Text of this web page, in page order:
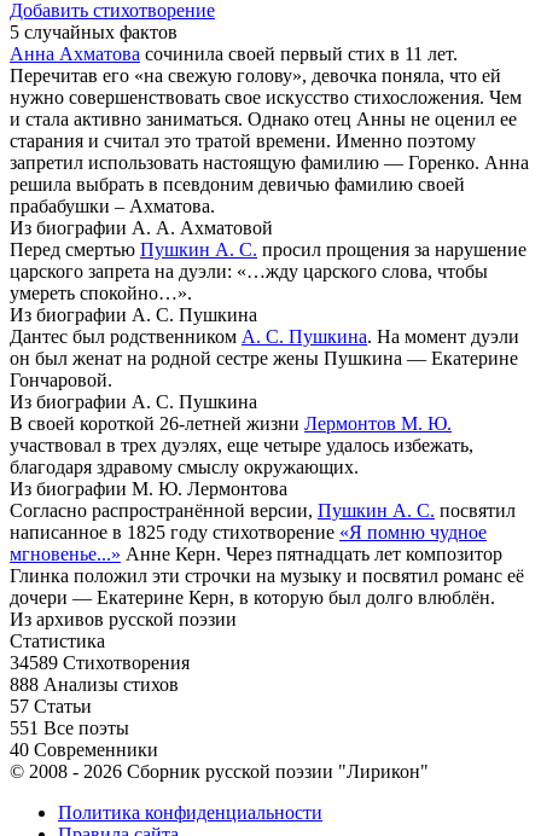
Добавить стихотворение
5 случайных фактов
Анна Ахматова сочинила своей первый стих в 11 лет.
Перечитав его «на свежую голову», девочка поняла, что ей
нужно совершенствовать свое искусство стихосложения. Чем
и стала активно заниматься. Однако отец Анны не оценил ее
старания и считал это тратой времени. Именно поэтому
запретил использовать настоящую фамилию — Горенко. Анна
решила выбрать в псевдоним девичью фамилию своей
прабабушки – Ахматова.
Из биографии А. А. Ахматовой
Перед смертью Пушкин А. С. просил прощения за нарушение
царского запрета на дуэли: «…жду царского слова, чтобы
умереть спокойно…».
Из биографии А. С. Пушкина
Дантес был родственником А. С. Пушкина. На момент дуэли
он был женат на родной сестре жены Пушкина — Екатерине
Гончаровой.
Из биографии А. С. Пушкина
В своей короткой 26-летней жизни Лермонтов М. Ю.
участвовал в трех дуэлях, еще четыре удалось избежать,
благодаря здравому смыслу окружающих.
Из биографии М. Ю. Лермонтова
Согласно распространённой версии, Пушкин А. С. посвятил
написанное в 1825 году стихотворение «Я помню чудное
мгновенье...» Анне Керн. Через пятнадцать лет композитор
Глинка положил эти строчки на музыку и посвятил романс её
дочери — Екатерине Керн, в которую был долго влюблён.
Из архивов русской поэзии
Статистика
34589 Стихотворения
888 Анализы стихов
57 Статьи
551 Все поэты
40 Современники
© 2008 - 2026 Сборник русской поэзии "Лирикон"
Политика конфиденциальности